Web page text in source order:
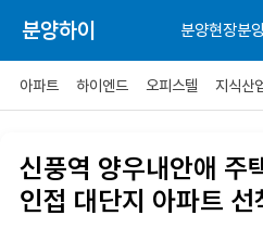
분양하이 분양현장분
아파트 하이엔드 오피스텔 지식산
신풍역 양우내안애 주
인접 대단지 아파트 선